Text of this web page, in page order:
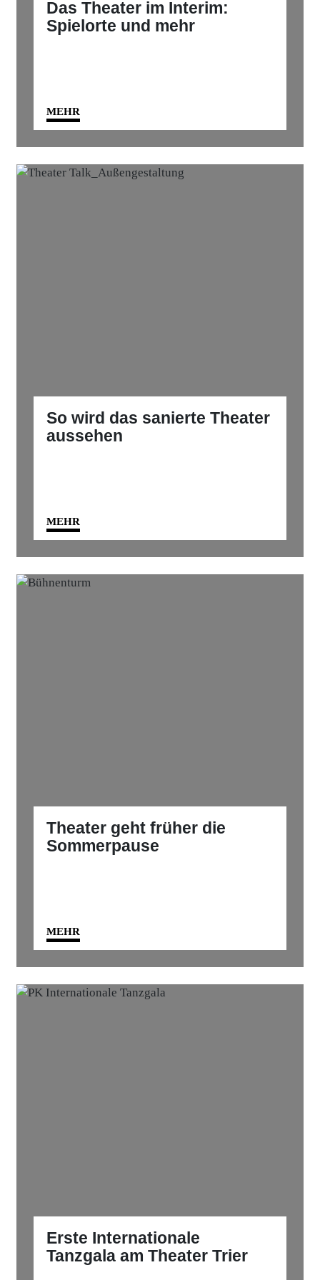
Das Theater im Interim:
Spielorte und mehr
MEHR
So wird das sanierte Theater
aussehen
MEHR
Theater geht früher die
Sommerpause
MEHR
Erste Internationale
Tanzgala am Theater Trier